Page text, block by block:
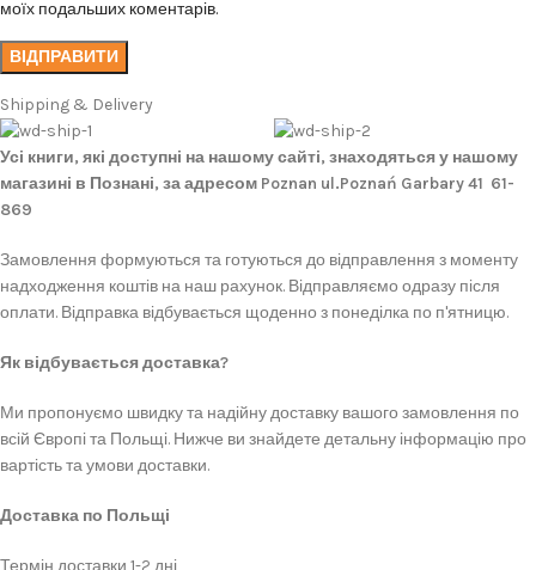
моїх подальших коментарів.
Shipping & Delivery
Усі книги, які доступні на нашому сайті, знаходяться у нашому
магазині в Познані, за адресом Poznan ul.Poznań Garbary 41 61-
869
Замовлення формуються та готуються до відправлення з моменту
надходження коштів на наш рахунок. Відправляємо одразу після
оплати. Відправка відбувається щоденно з понеділка по п'ятницю.
Як відбувається доставка?
Ми пропонуємо швидку та надійну доставку вашого замовлення по
всій Європі та Польщі. Нижче ви знайдете детальну інформацію про
вартість та умови доставки.
Доставка по Польщі
Термін доставки 1-2 дні